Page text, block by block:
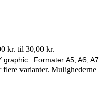
kr. til 30,00 kr.
graphic FormaterA5 A6 A7
flere varianter. Mulighederne